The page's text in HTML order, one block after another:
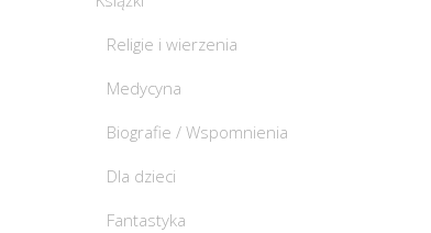
Religie i wierzenia
Medycyna
Biografie / Wspomnienia
Dla dzieci
Fantastyka